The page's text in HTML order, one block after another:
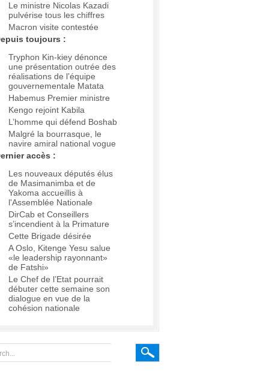
Le ministre Nicolas Kazadi
pulvérise tous les chiffres
Macron visite contestée
toujours :
Tryphon Kin-kiey dénonce
une présentation outrée des
réalisations de l’équipe
gouvernementale Matata
Habemus Premier ministre
Kengo rejoint Kabila
L’homme qui défend Boshab
Malgré la bourrasque, le
navire amiral national vogue
accès :
Les nouveaux députés élus
de Masimanimba et de
Yakoma accueillis à
l'Assemblée Nationale
DirCab et Conseillers
s’incendient à la Primature
Cette Brigade désirée
A Oslo, Kitenge Yesu salue
«le leadership rayonnant»
de Fatshi»
Le Chef de l’Etat pourrait
débuter cette semaine son
dialogue en vue de la
cohésion nationale